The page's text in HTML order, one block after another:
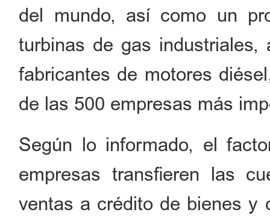
del mundo, así como un
turbinas de gas
fabricantes de motores
de las 500 empresas más
Según lo informado, el
empresas transfieren las
ventas a crédito de bienes y